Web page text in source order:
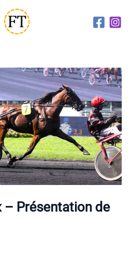
– Présentation de